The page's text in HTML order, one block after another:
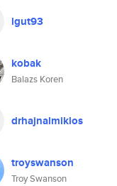
lgut93
kobak
Balazs Koren
drhajnalmiklos
troyswanson
Troy Swanson